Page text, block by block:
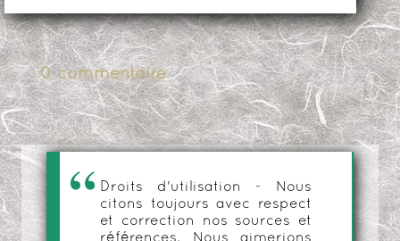
0 commentaire
Droits d'utilisation - Nous
citons toujours avec respect
et correction nos sources et
références. Nous aimerions